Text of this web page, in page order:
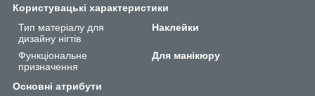
Користувацькі характеристики
Тип матеріалу для
дизайну нігтів
Наклейки
Функціональне
призначення
Для манікюру
Основні атрибути